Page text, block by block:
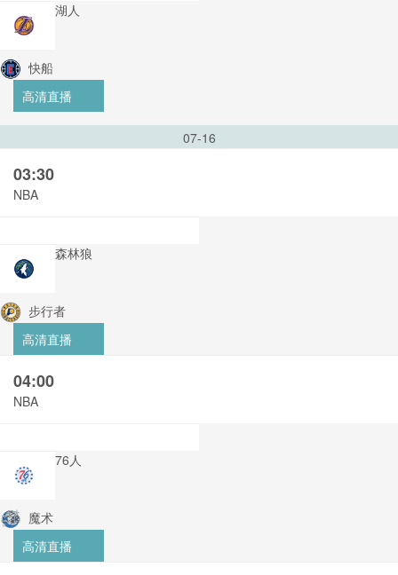
湖人
快船
高清直播
07-16
03:30
NBA
森林狼
步行者
高清直播
04:00
NBA
76人
魔术
高清直播